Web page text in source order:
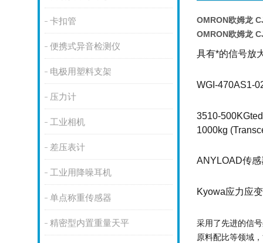
卡扣管
便携式异音检测仪
电极用塑料支架
压力计
工业相机
差压表计
工业用降噪耳机
单点称重传感器
精密型内置重量天平
OMRON欧姆龙
OMRON欧姆龙
具有*的信号放
WGI-470AS1-
3510-
1000kg
ANYLOAD传
Kyowa应力应
采用了先进的信
原料配比等领域